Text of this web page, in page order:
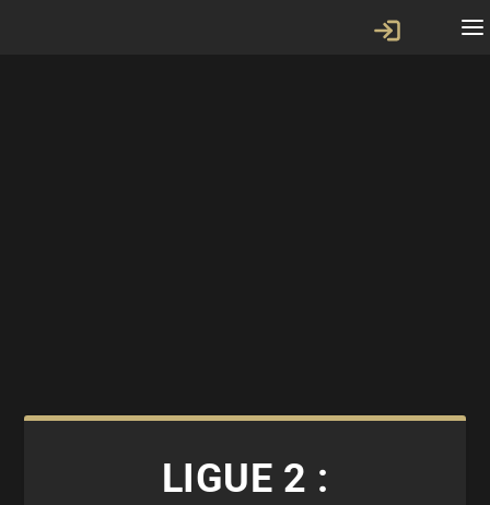
LIGUE 2 :